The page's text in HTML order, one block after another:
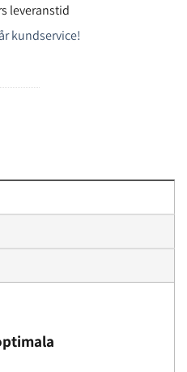
leveranstid
kundservice!